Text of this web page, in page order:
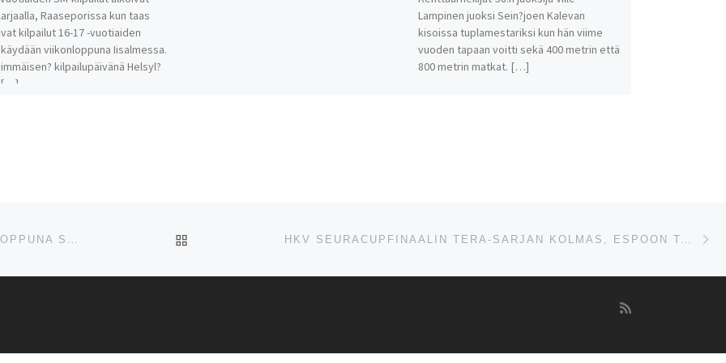
Raaseporissa kun taas
kilpailut 16-17 -vuotiaiden
viikonloppuna Iisalmessa.
kilpailupäivänä Helsyl?
[…]
Lampinen juoksi Sein?joen Kalevan
kisoissa tuplamestariksi kun hän viime
vuoden tapaan voitti sekä 400 metrin että
800 metrin matkat. […]
ARTIKKELISIVULLE